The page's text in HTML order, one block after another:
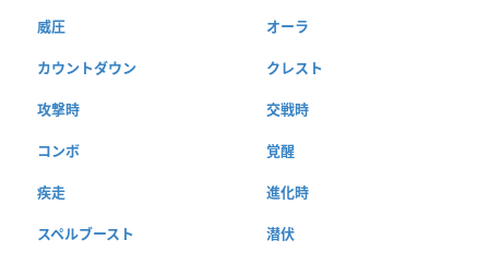
威圧 オーラ
カウントダウン クレスト
攻撃時 交戦時
コンボ 覚醒
疾走 進化時
スペルブースト 潜伏